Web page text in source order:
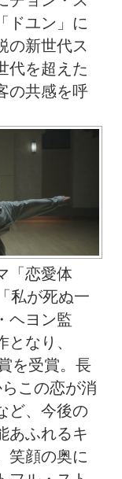
ドユン」に
の新世代ス
代を超えた
の共感を呼
「恋愛体
私が死ぬ一
ヘヨン監
なり、
を受賞。長
この恋が消
ど、今後の
あふれるキ
笑顔の奥に